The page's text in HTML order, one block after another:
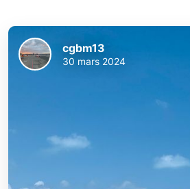
cgbm13
30 mars 2024